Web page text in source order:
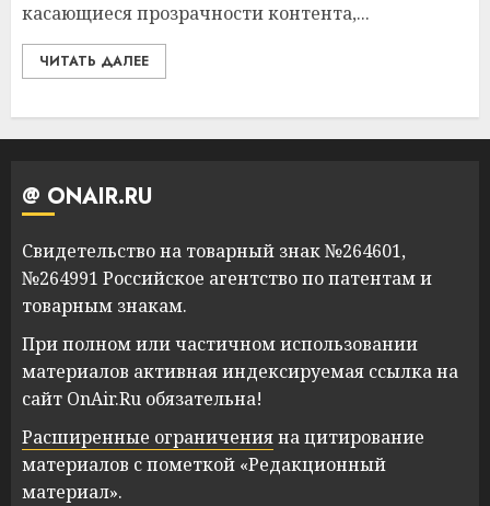
касающиеся прозрачности контента,...
ЧИТАТЬ ДАЛЕЕ
@ ONAIR.RU
Свидетельство на товарный знак №264601,
№264991 Российское агентство по патентам и
товарным знакам.
При полном или частичном использовании
материалов активная индексируемая ссылка на
сайт OnAir.Ru обязательна!
Расширенные ограниченияна цитирование
материалов с пометкой «Редакционный
материал».